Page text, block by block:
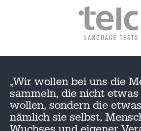
„Wir wollen bei uns die
sammeln, die nicht
wollen, sondern die
nämlich sie selbst,